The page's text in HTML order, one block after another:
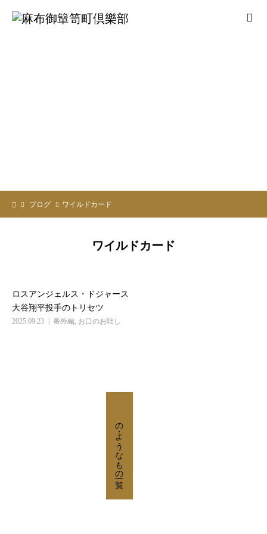
ブログ ワイルドカード
ワイルドカード
ロスアンジェルス・ドジャース
大谷翔平投手のトリセツ
2025.09.23 番外編, お口のお咄し
の・ようなもの一覧